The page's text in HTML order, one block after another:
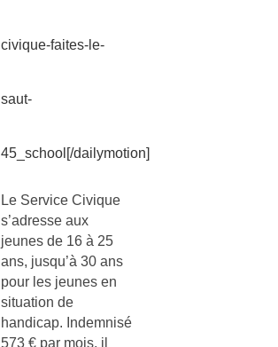
civique-faites-le-
saut-
45_school[/dailymotion]
Le Service Civique
s’adresse aux
jeunes de 16 à 25
ans, jusqu’à 30 ans
pour les jeunes en
situation de
handicap. Indemnisé
573 € par mois, il